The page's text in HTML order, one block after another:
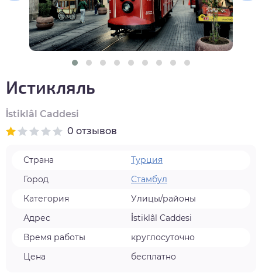
Истикляль
İstiklâl Caddesi
0 отзывов
Страна
Турция
Город
Стамбул
Категория
Улицы/районы
Адрес
İstiklâl Caddesi
Время работы
круглосуточно
Цена
бесплатно